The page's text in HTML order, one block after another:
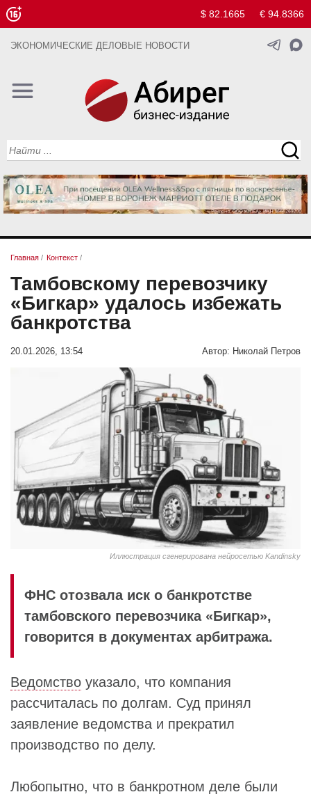
$ 82.1665 € 94.8366
ЭКОНОМИЧЕСКИЕ ДЕЛОВЫЕ НОВОСТИ
Главная / Контекст /
Тамбовскому перевозчику
«Бигкар» удалось избежать
банкротства
20.01.2026, 13:54 Автор: Николай Петров
Иллюстрация сгенерирована нейросетью Kandinsky
ФНС отозвала иск о банкротстве
тамбовского перевозчика «Бигкар»,
говорится в документах арбитража.
Ведомство указало, что компания
рассчиталась по долгам. Суд принял
заявление ведомства и прекратил
производство по делу.
Любопытно, что в банкротном деле были